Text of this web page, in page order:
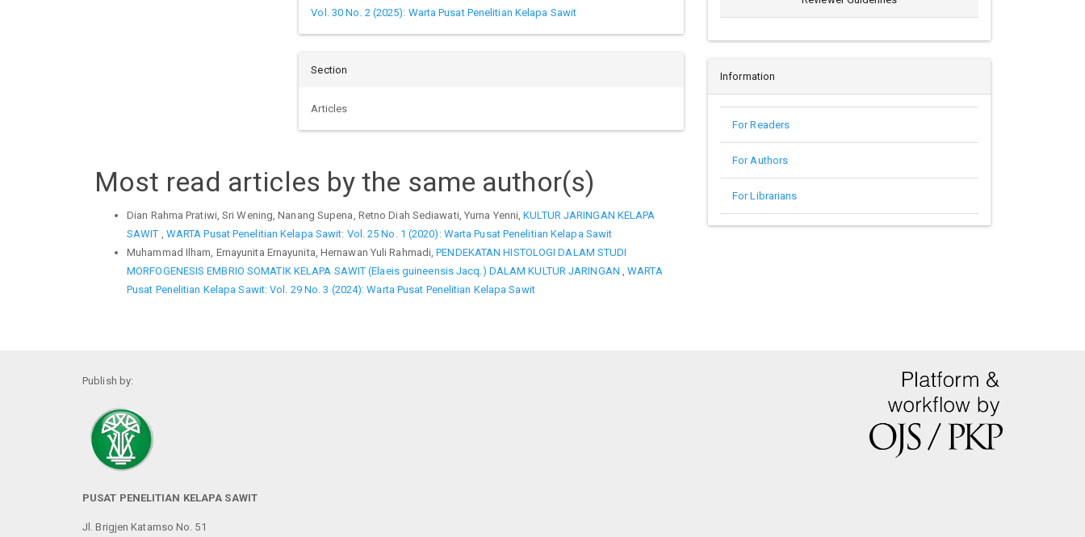
Vol. 30 No. 2 (2025): Warta Pusat Penelitian Kelapa Sawit
Section
Articles
Most read articles by the same author(s)
Dian Rahma Pratiwi, Sri Wening, Nanang Supena, Retno Diah Sediawati, Yurna Yenni,KULTUR JARINGAN KELAPA
SAWIT , WARTA Pusat Penelitian Kelapa Sawit: Vol. 25 No. 1 (2020): Warta Pusat Penelitian Kelapa Sawit
Muhammad Ilham, Ernayunita Ernayunita, Hernawan Yuli Rahmadi,PENDEKATAN HISTOLOGI DALAM STUDI
MORFOGENESIS EMBRIO SOMATIK KELAPA SAWIT (Elaeis guineensis Jacq.) DALAM KULTUR JARINGAN ,WARTA
Pusat Penelitian Kelapa Sawit: Vol. 29 No. 3 (2024): Warta Pusat Penelitian Kelapa Sawit
Information
For Readers
For Authors
For Librarians
Publish by:
PUSAT PENELITIAN KELAPA SAWIT
Jl. Brigjen Katamso No. 51